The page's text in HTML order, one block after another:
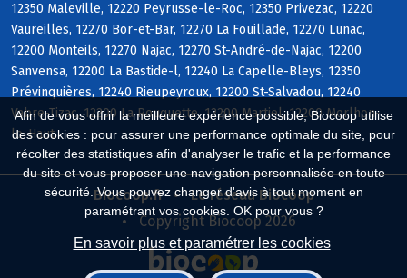
Afin de vous offrir la meilleure expérience possible, Biocoop utilise
des cookies : pour assurer une performance optimale du site, pour
récolter des statistiques afin d'analyser le trafic et la performance
du site et vous proposer une navigation personnalisée en toute
sécurité. Vous pouvez changer d'avis à tout moment en
paramétrant vos cookies. OK pour vous ?
En savoir plus et paramétrer les cookies
12350 Maleville, 12220 Peyrusse-le-Roc, 12350 Privezac, 12220
Vaureilles, 12270 Bor-et-Bar, 12270 La Fouillade, 12270 Lunac,
12200 Monteils, 12270 Najac, 12270 St-André-de-Najac, 12200
Sanvensa, 12200 La Bastide-l, 12240 La Capelle-Bleys, 12350
Prévinquières, 12240 Rieupeyroux, 12200 St-Salvadou, 12240
Vabre-Tizac, 12200 La Rouquette, 12200 Martiel, 12200 Morlhon-
le-Haut
Biocoop.fr
Le réseau Biocoop
Copyright Biocoop 2026